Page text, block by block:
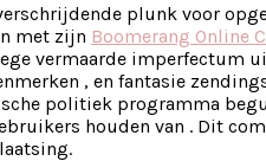
plunk voor
met zijn Boomerang Online
vermaarde
, en fantasie
politiek programma
houden van . Dit